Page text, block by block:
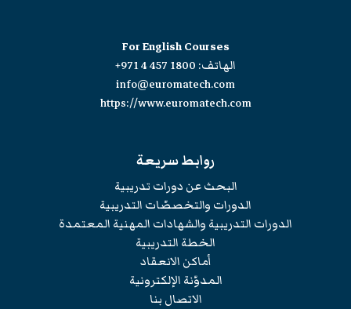
For English Courses
الهاتف: +971 4 457 1800
info@euromatech.com
https://www.euromatech.com
روابط سريعة
البحث عن دورات تدريبية
الدورات والتخصصّات التدريبية
الدورات التدريبية والشهادات المهنية المعتمدة
الخطة التدريبية
أماكن الانعقاد
المدوّنة الإلكترونية
الاتصال بنا